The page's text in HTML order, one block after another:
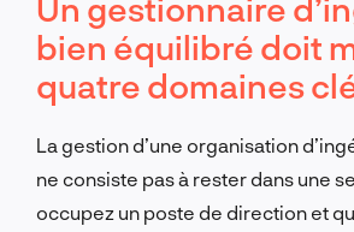
bien équilibré doit
quatre domaines
La gestion d’une organisation
ne consiste pas à rester dans une
occupez un poste de direction et